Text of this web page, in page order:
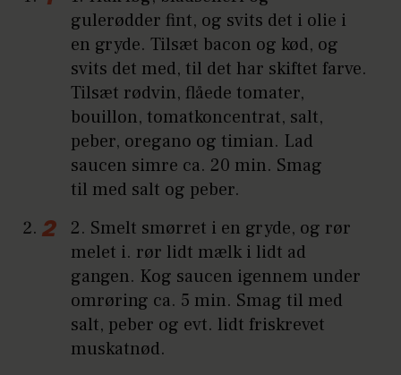
gulerødder fint, og svits det i olie i
en gryde. Tilsæt bacon og kød, og
svits det med, til det har skiftet farve.
Tilsæt rødvin, flåede tomater,
bouillon, tomatkoncentrat, salt,
peber, oregano og timian. Lad
saucen simre ca. 20 min. Smag
til med salt og peber.
2. Smelt smørret i en gryde, og rør
melet i. rør lidt mælk i lidt ad
gangen. Kog saucen igennem under
omrøring ca. 5 min. Smag til med
salt, peber og evt. lidt friskrevet
muskatnød.